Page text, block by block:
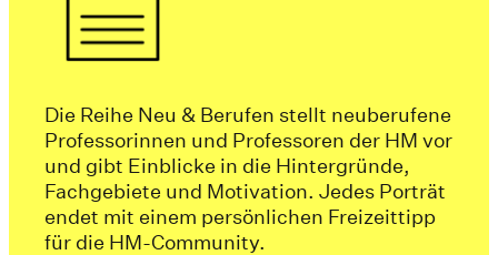
Die Reihe Neu & Berufen stellt neuberufene
Professorinnen und Professoren der HM vor
und gibt Einblicke in die Hintergründe,
Fachgebiete und Motivation. Jedes Porträt
endet mit einem persönlichen Freizeittipp
für die HM-Community.